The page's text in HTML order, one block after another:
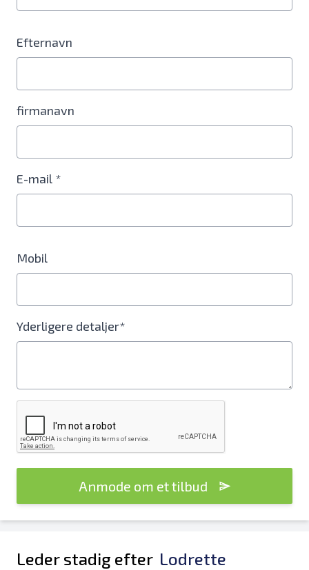
Efternavn
firmanavn
E-mail *
Mobil
Yderligere detaljer*
Anmode om et tilbud
Leder stadig efter Lodrette